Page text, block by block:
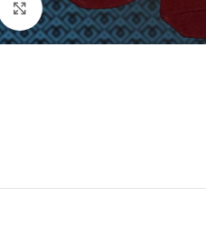
Натисніть, щоб збільшити